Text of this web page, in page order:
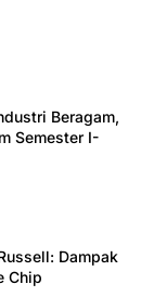
Beragam,
Semester I-
Dampak
Chip